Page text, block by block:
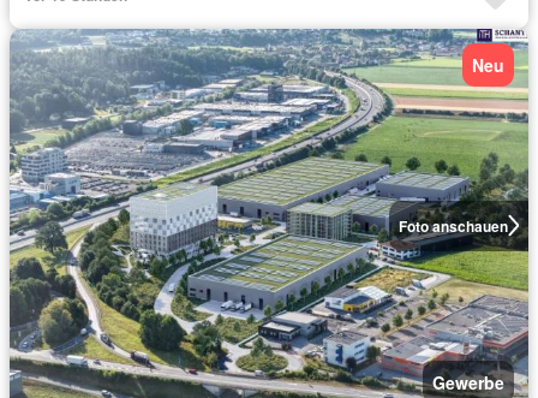
Foto anschauen
Neu
Gewerbe